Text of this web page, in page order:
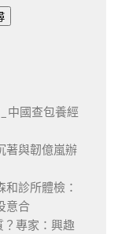
中國查包養經
著與韌億嵐辦
和診所體檢：
意合
專家：興趣